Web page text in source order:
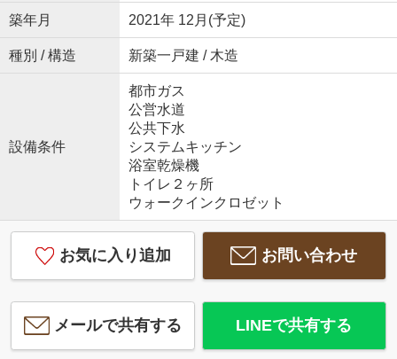
築年月 2021年 12月(予定)
種別 / 構造 新築一戸建 / 木造
設備条件
都市ガス
公営水道
公共下水
システムキッチン
浴室乾燥機
トイレ２ヶ所
ウォークインクロゼット
お気に入り追加 お問い合わせ
メールで共有する LINEで共有する